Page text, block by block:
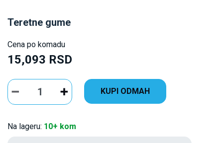
Teretne gume
Cena po komadu
15,093 RSD
KUPI ODMAH
Na lageru: 10+ kom